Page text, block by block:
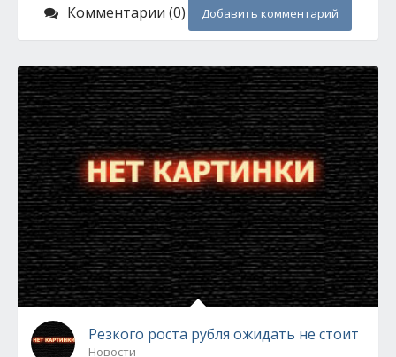
Комментарии (0) Добавить комментарий
Резкого роста рубля ожидать не стоит
Новости